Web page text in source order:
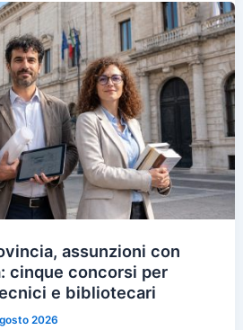
assunzioni con
cinque concorsi per
e bibliotecari
2026